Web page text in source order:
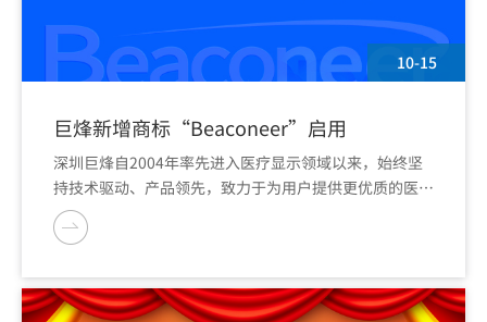
10-15
巨烽新增商标“Beaconeer”启用
深圳巨烽自2004年率先进入医疗显示领域以来，始终坚
持技术驱动、产品领先，致力于为用户提供更优质的医疗
影像解决方案。为进一步彰显公司技术引领的工程师文
化，公司在常用商标“Beacon”继续使用的基础上，新
用。